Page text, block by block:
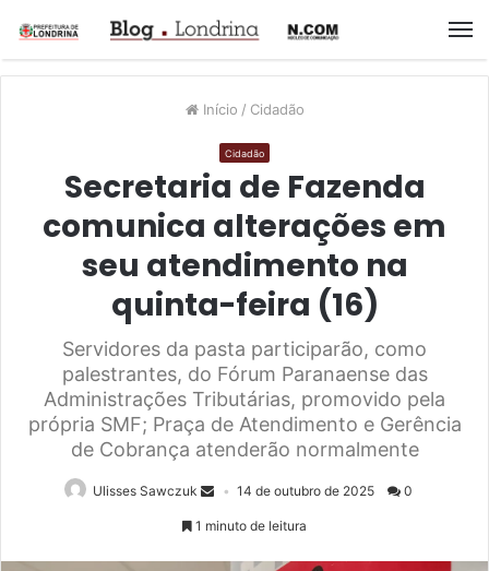
Início / Cidadão
Cidadão
Secretaria de Fazenda
comunica alterações em
seu atendimento na
quinta-feira (16)
Servidores da pasta participarão, como
palestrantes, do Fórum Paranaense das
Administrações Tributárias, promovido pela
própria SMF; Praça de Atendimento e Gerência
de Cobrança atenderão normalmente
Ulisses Sawczuk 14 de outubro de 2025 0
1 minuto de leitura